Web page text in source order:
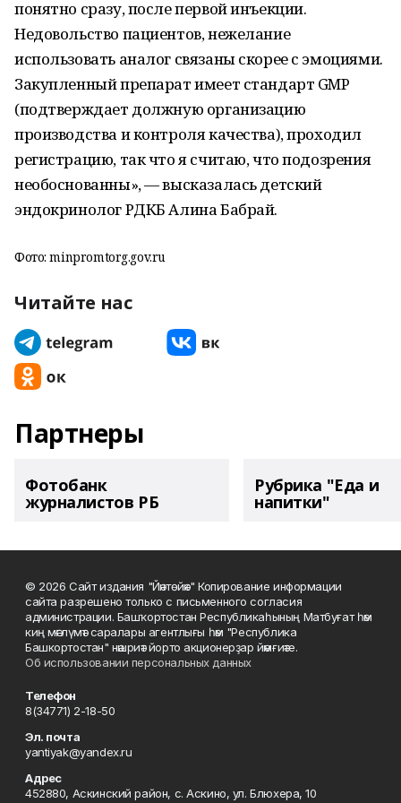
понятно сразу, после первой инъекции.
Недовольство пациентов, нежелание
использовать аналог связаны скорее с эмоциями.
Закупленный препарат имеет стандарт GMP
(подтверждает должную организацию
производства и контроля качества), проходил
регистрацию, так что я считаю, что подозрения
необоснованны», — высказалась детский
эндокринолог РДКБ Алина Бабрай.
Фото: minpromtorg.gov.ru
Читайте нас
Партнеры
Фотобанк
журналистов РБ
Рубрика "Еда и
напитки"
© 2026 Сайт издания "Йәнтөйәк" Копирование информации
сайта разрешено только с письменного согласия
администрации. Башҡортостан Республикаһының Матбуғат һәм
киң мәғлүмәт саралары агентлығы һәм "Республика
Башкортостан" нәшриәт йорто акционерҙар йәмғиәте.
Об использовании персональных данных
Телефон
8(34771) 2-18-50
Эл. почта
yantiyak@yandex.ru
Адрес
452880, Аскинский район, с. Аскино, ул. Блюхера, 10